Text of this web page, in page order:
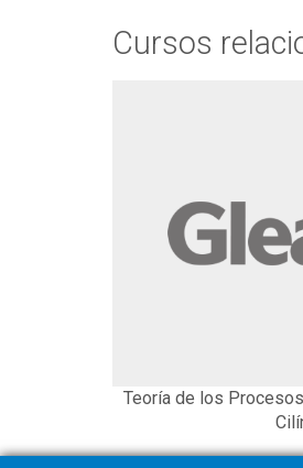
Cursos
Teoría de los